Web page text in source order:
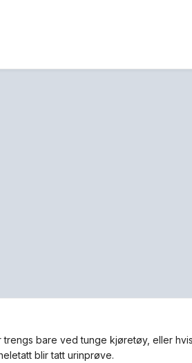
trengs bare ved tunge kjøretøy, eller
blir tatt urinprøve.